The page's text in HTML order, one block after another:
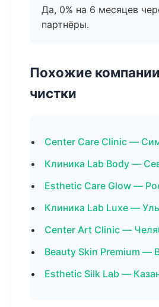
Да, 0% на 6 месяцев
партнёры.
Похожие
чистки
Center Care Clinic —
Клиника Lab Body —
Esthetic Care Glow —
Клиника Lab Luxe —
Center Art Clinic —
Beauty Skin Premium —
Esthetic Silk Lab —